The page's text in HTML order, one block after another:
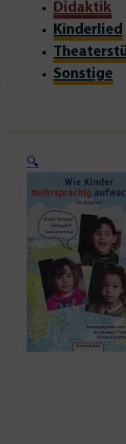
Didaktik
Kinderlied
Sonstige
🔍